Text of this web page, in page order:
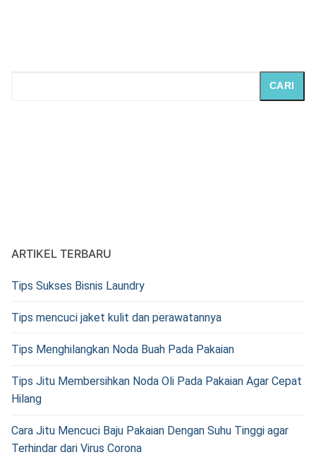
CARI
ARTIKEL TERBARU
Tips Sukses Bisnis Laundry
Tips mencuci jaket kulit dan perawatannya
Tips Menghilangkan Noda Buah Pada Pakaian
Tips Jitu Membersihkan Noda Oli Pada Pakaian Agar Cepat
Hilang
Cara Jitu Mencuci Baju Pakaian Dengan Suhu Tinggi agar
Terhindar dari Virus Corona